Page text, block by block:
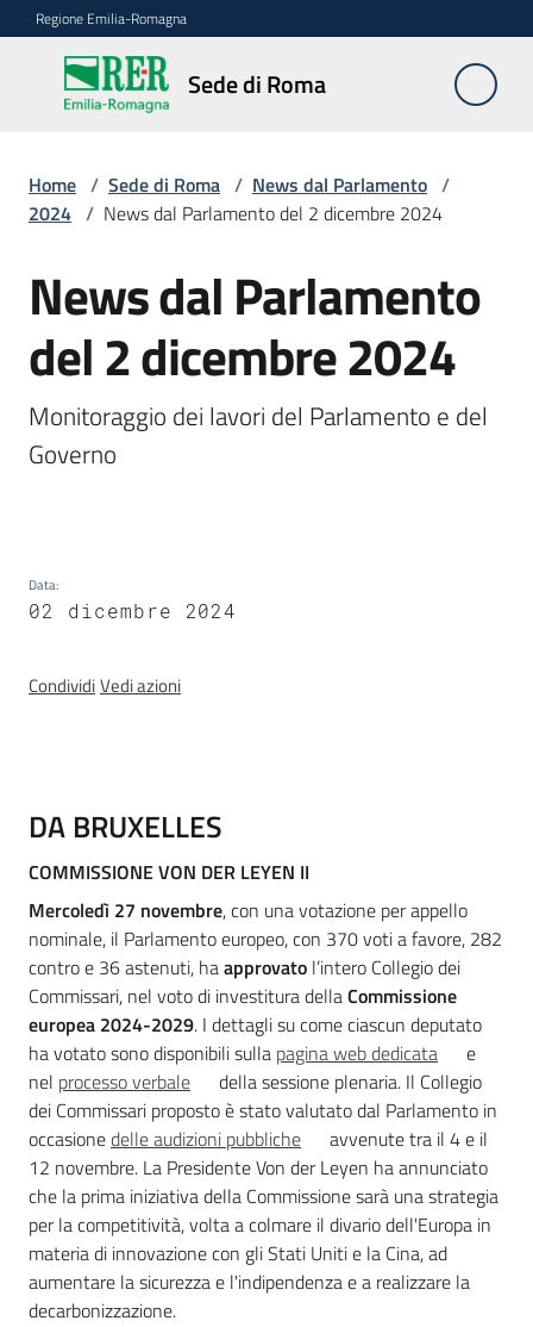
Vai al contenuto
Vai alla navigazione
Vai al footer
Regione Emilia-Romagna
Sede di Roma
Sede
di
Servizi
della
Conferenze
Temi
Appuntamenti
Newsletter
Seguici
su
Regione
Emilia-
Romagna
Regione
Home / Sede di Roma / News dal Parlamento /
2024 / News dal Parlamento del 2 dicembre 2024
Salta al contenuto
News dal Parlamento
del 2 dicembre 2024
Monitoraggio dei lavori del Parlamento e del
Governo
Data:
02 dicembre 2024
CondividiVedi azioni
Introduzione
DA BRUXELLES
COMMISSIONE VON DER LEYEN II
Mercoledì 27 novembre, con una votazione per appello
nominale, il Parlamento europeo, con 370 voti a favore, 282
contro e 36 astenuti, haapprovato l’intero Collegio dei
Commissari, nel voto di investitura dellaCommissione
europea 2024-2029. I dettagli su come ciascun deputato
ha votato sono disponibili sulla pagina web dedicata
e
nel processo verbale della sessione plenaria. Il Collegio
dei Commissari proposto è stato valutato dal Parlamento in
occasionedelle audizioni pubbliche
avvenute tra il 4 e il
12 novembre. La Presidente Von der Leyen ha annunciato
che la prima iniziativa della Commissione sarà una strategia
per la competitività, volta a colmare il divario dell'Europa in
materia di innovazione con gli Stati Uniti e la Cina, ad
aumentare la sicurezza e l'indipendenza e a realizzare la
decarbonizzazione.